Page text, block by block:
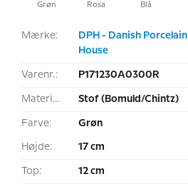
Mærke:
DPH - Danish Porcelain
House
Varenr.: P171230A0300R
Materiale: Stof (Bomuld/Chintz)
Farve: Grøn
Højde: 17 cm
Top: 12 cm
Grøn Rosa Blå